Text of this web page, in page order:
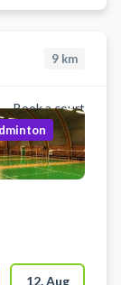
9 km
Book a court
12. Aug